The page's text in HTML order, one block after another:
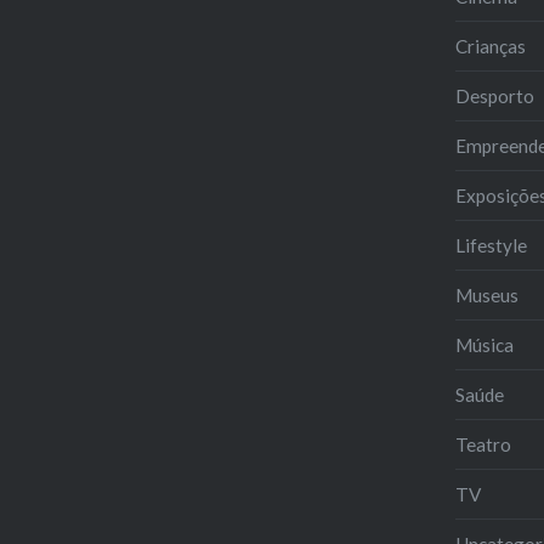
Crianças
Desporto
Lifestyle
Museus
Música
Saúde
Teatro
TV